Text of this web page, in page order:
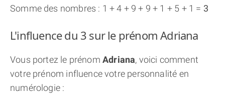
Somme des nombres : 1 + 4 + 9 + 9 + 1 + 5 + 1 = 3
L'influence du 3 sur le prénom Adriana
Vous portez le prénom Adriana, voici comment
votre prénom influence votre personnalité en
numérologie :